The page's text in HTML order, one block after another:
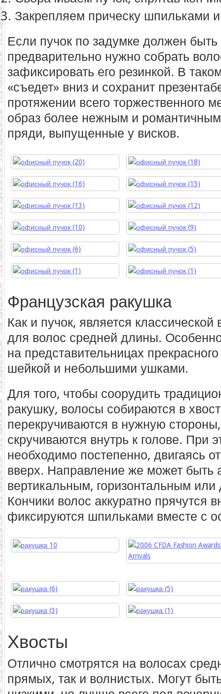
Закрепляем прическу шпильками
Если пучок по задумке должен быть
предварительно нужно собрать
зафиксировать его резинкой. В
«съедет» вниз и сохранит
протяжении всего торжественного
образ более нежным и
пряди, выпущенные у висков.
Французская ракушка
Как и пучок, является классической
для волос средней длины.
на представительницах
шейкой и небольшими ушками.
Для того, чтобы соорудить
ракушку, волосы собираются в
перекручиваются в нужную
скручиваются внутрь к голове. При
необходимо постепенно, двигаясь
вверх. Направление же может
вертикальным, горизонтальным
Кончики волос аккуратно прячутся
фиксируются шпильками вместе с
Хвосты
Отлично смотрятся на волосах
прямых, так и волнистых. Могут